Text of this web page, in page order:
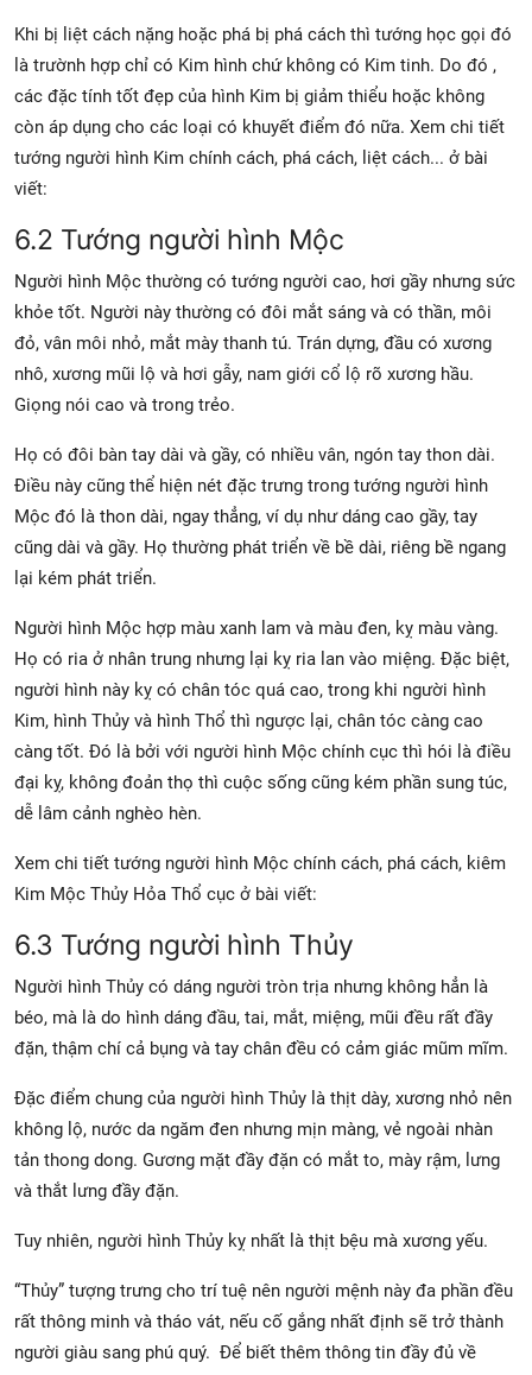
Khi bị liệt cách nặng hoặc phá bị phá cách thì tướng học gọi đó
là trườnh hợp chỉ có Kim hình chứ không có Kim tinh. Do đó ,
các đặc tính tốt đẹp của hình Kim bị giảm thiểu hoặc không
còn áp dụng cho các loại có khuyết điểm đó nữa. Xem chi tiết
tướng người hình Kim chính cách, phá cách, liệt cách... ở bài
viết:
6.2 Tướng người hình Mộc
Người hình Mộc thường có tướng người cao, hơi gầy nhưng sức
khỏe tốt. Người này thường có đôi mắt sáng và có thần, môi
đỏ, vân môi nhỏ, mắt mày thanh tú. Trán dựng, đầu có xương
nhô, xương mũi lộ và hơi gẫy, nam giới cổ lộ rõ xương hầu.
Giọng nói cao và trong trẻo.
Họ có đôi bàn tay dài và gầy, có nhiều vân, ngón tay thon dài.
Điều này cũng thể hiện nét đặc trưng trong tướng người hình
Mộc đó là thon dài, ngay thẳng, ví dụ như dáng cao gầy, tay
cũng dài và gầy. Họ thường phát triển về bề dài, riêng bề ngang
lại kém phát triển.
Người hình Mộc hợp màu xanh lam và màu đen, kỵ màu vàng.
Họ có ria ở nhân trung nhưng lại kỵ ria lan vào miệng. Đặc biệt,
người hình này kỵ có chân tóc quá cao, trong khi người hình
Kim, hình Thủy và hình Thổ thì ngược lại, chân tóc càng cao
càng tốt. Đó là bởi với người hình Mộc chính cục thì hói là điều
đại kỵ, không đoản thọ thì cuộc sống cũng kém phần sung túc,
dễ lâm cảnh nghèo hèn.
Xem chi tiết tướng người hình Mộc chính cách, phá cách, kiêm
Kim Mộc Thủy Hỏa Thổ cục ở bài viết:
6.3 Tướng người hình Thủy
Người hình Thủy có dáng người tròn trịa nhưng không hẳn là
béo, mà là do hình dáng đầu, tai, mắt, miệng, mũi đều rất đầy
đặn, thậm chí cả bụng và tay chân đều có cảm giác mũm mĩm.
Đặc điểm chung của người hình Thủy là thịt dày, xương nhỏ nên
không lộ, nước da ngăm đen nhưng mịn màng, vẻ ngoài nhàn
tản thong dong. Gương mặt đầy đặn có mắt to, mày rậm, lưng
và thắt lưng đầy đặn.
Tuy nhiên, người hình Thủy kỵ nhất là thịt bệu mà xương yếu.
“Thủy” tượng trưng cho trí tuệ nên người mệnh này đa phần đều
rất thông minh và tháo vát, nếu cố gắng nhất định sẽ trở thành
người giàu sang phú quý. Để biết thêm thông tin đầy đủ về